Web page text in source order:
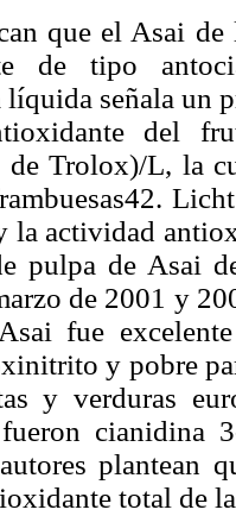
que el Asai de
de tipo
líquida señala un
del
de Trolox)/L, la
42.
la actividad
pulpa de Asai
de 2001 y
fue
y pobre
y verduras
cianidina
plantean
total de